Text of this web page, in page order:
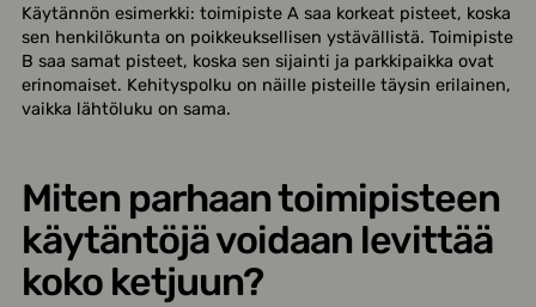
Käytännön esimerkki: toimipiste A saa korkeat pisteet, koska
sen henkilökunta on poikkeuksellisen ystävällistä. Toimipiste
B saa samat pisteet, koska sen sijainti ja parkkipaikka ovat
erinomaiset. Kehityspolku on näille pisteille täysin erilainen,
vaikka lähtöluku on sama.
Miten parhaan toimipisteen
käytäntöjä voidaan levittää
koko ketjuun?